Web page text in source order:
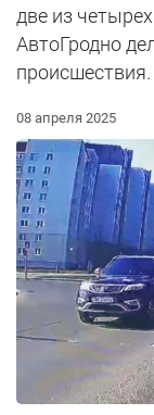
две из
АвтоГродно
происшествия.
08 апреля 2025